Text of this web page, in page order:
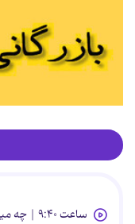
ساعت ۹:۴۰ | چه میراثی از خود به جای گذاشت؟